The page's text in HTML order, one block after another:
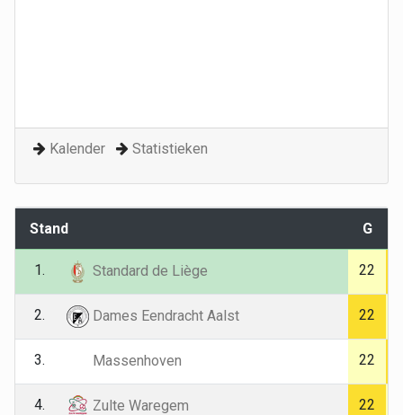
Kalender Statistieken
Stand G
1. Standard de Liège 22
2. Dames Eendracht Aalst 22
3. Massenhoven 22
4. Zulte Waregem 22